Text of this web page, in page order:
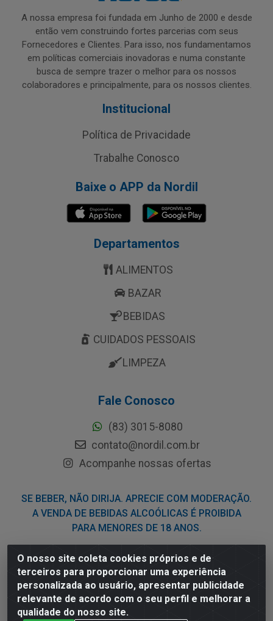
O nosso site coleta cookies próprios e de
terceiros para proporcionar uma experiência
personalizada ao usuário, apresentar publicidade
relevante de acordo com o seu perfil e melhorar a
qualidade do nosso site.
A nossa empresa foi fundada em Junho de 2000 e desde
então vem construindo fortes parcerias com seus
Fornecedores e Clientes. Para isso, nos fundamentamos
em políticas comerciais inovadoras e numa constante
busca de sempre trazer o melhor para os nossos
colaboradores e principalmente, para os nossos clientes.
Institucional
Política de Privacidade
Trabalhe Conosco
Baixe o APP da Nordil
Departamentos
ALIMENTOS
BAZAR
BEBIDAS
CUIDADOS PESSOAIS
LIMPEZA
Fale Conosco
(83) 3015-8080
contato@nordil.com.br
Acompanhe nossas ofertas
SE BEBER, NÃO DIRIJA. APRECIE COM MODERAÇÃO.
A VENDA DE BEBIDAS ALCOÓLICAS É PROIBIDA
PARA MENORES DE 18 ANOS.
Nordil Distribuidora - Avenida Liberdade, 2738, Bloco F -
Sesi - Bayeux/PB - CEP 58.111-400 - CNPJ
03.775.813/0001-41